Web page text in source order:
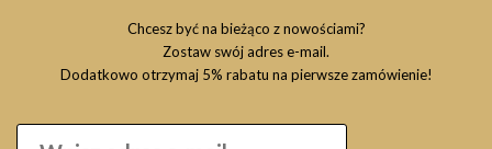
Chcesz być na bieżąco z nowościami?
Zostaw swój adres e-mail.
Dodatkowo otrzymaj 5% rabatu na pierwsze zamówienie!